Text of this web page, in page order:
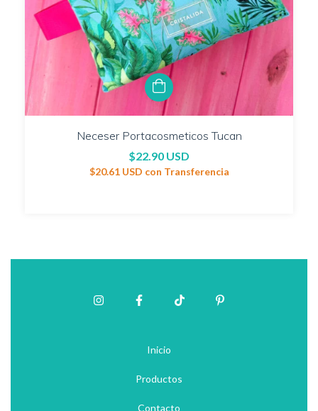
Neceser Portacosmeticos Tucan
$22.90 USD
$20.61 USD con Transferencia
Inicio
Productos
Contacto